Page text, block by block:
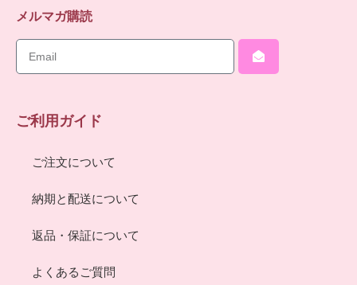
メルマガ購読
ご利用ガイド
ご注文について
納期と配送について
返品・保証について
よくあるご質問